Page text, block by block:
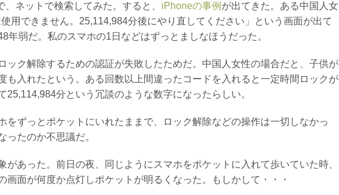
ネットで検索してみた。すると、 iPhoneの事例 が出てきた。ある中国人女
用できません。25,114,984分後にやり直してください」という画面が出て
年弱だ。私のスマホの1日などはずっとましなほうだった。
ック解除するための認証が失敗したためだ。中国人女性の場合だと、子供が
も入れたという。ある回数以上間違ったコードを入れると一定時間ロックが
25,114,984分という冗談のような数字になったらしい。
をずっとポケットにいれたままで、ロック解除などの操作は一切しなかっ
ったのか不思議だ。
があった。前日の夜、同じようにスマホをポケットに入れて歩いていた時、
画面が何度か点灯しポケットが明るくなった。もしかして・・・